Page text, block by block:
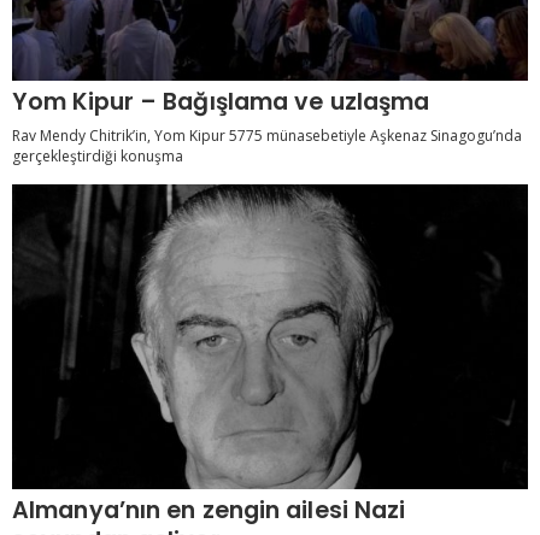
Yom Kipur – Bağışlama ve uzlaşma
Rav Mendy Chitrik’in, Yom Kipur 5775 münasebetiyle Aşkenaz Sinagogu’nda
gerçekleştirdiği konuşma
Almanya’nın en zengin ailesi Nazi